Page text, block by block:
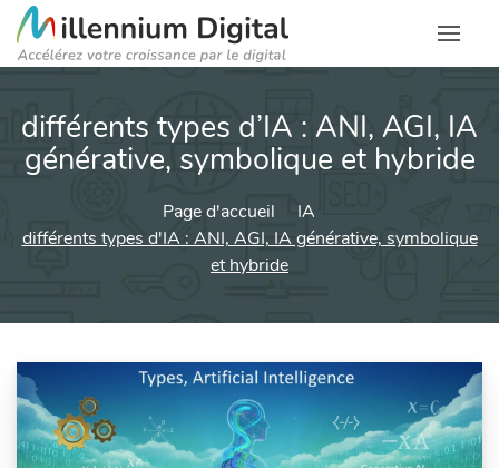
différents types d’IA : ANI, AGI, IA
générative, symbolique et hybride
Page d'accueil
IA
différents types d'IA : ANI, AGI, IA générative, symbolique
et hybride